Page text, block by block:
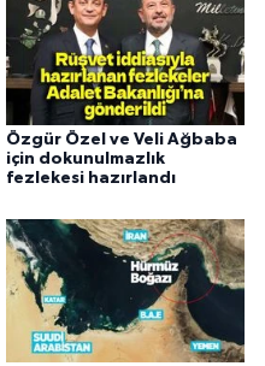
Özgür Özel ve Veli Ağbaba
için dokunulmazlık
fezlekesi hazırlandı